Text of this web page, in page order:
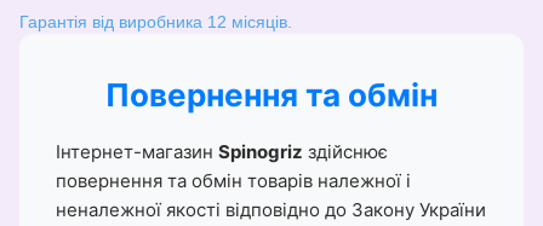
Гарантія від виробника 12 місяців.
Повернення та обмін
Інтернет-магазин Spinogriz здійснює
повернення та обмін товарів належної і
неналежної якості відповідно до Закону України